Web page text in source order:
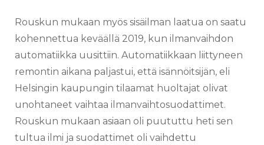
Rouskun mukaan myös sisäilman laatua on saatu
kohennettua keväällä 2019, kun ilmanvaihdon
automatiikka uusittiin. Automatiikkaan liittyneen
remontin aikana paljastui, että isännöitsijän, eli
Helsingin kaupungin tilaamat huoltajat olivat
unohtaneet vaihtaa ilmanvaihtosuodattimet.
Rouskun mukaan asiaan oli puututtu heti sen
tultua ilmi ja suodattimet oli vaihdettu